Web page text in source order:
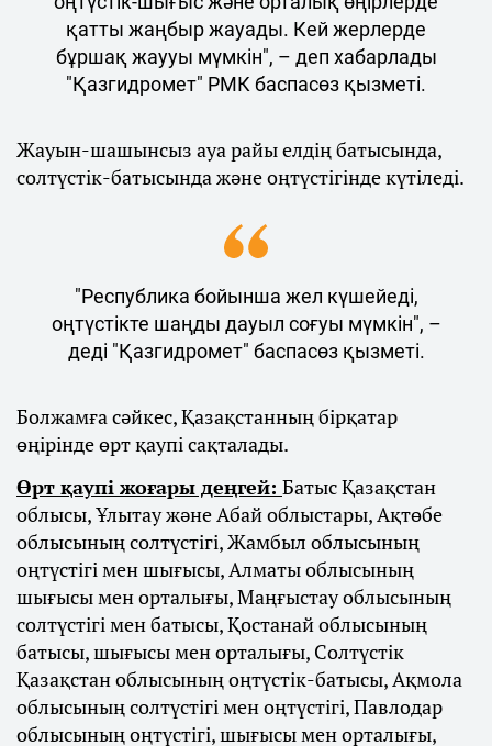
қатты жаңбыр жауады. Кей жерлерде
бұршақ жаууы мүмкін", – деп хабарлады
"Қазгидромет" РМК баспасөз қызметі.
Жауын-шашынсыз ауа райы елдің батысында,
солтүстік-батысында және оңтүстігінде күтіледі.
"Республика бойынша жел күшейеді,
оңтүстікте шаңды дауыл соғуы мүмкін", –
деді "Қазгидромет" баспасөз қызметі.
Болжамға сәйкес, Қазақстанның бірқатар
өңірінде өрт қаупі сақталады.
Өрт қаупі жоғары деңгей: Батыс Қазақстан
облысы, Ұлытау және Абай облыстары, Ақтөбе
облысының солтүстігі, Жамбыл облысының
оңтүстігі мен шығысы, Алматы облысының
шығысы мен орталығы, Маңғыстау облысының
солтүстігі мен батысы, Қостанай облысының
батысы, шығысы мен орталығы, Солтүстік
Қазақстан облысының оңтүстік-батысы, Ақмола
облысының солтүстігі мен оңтүстігі, Павлодар
облысының оңтүстігі, шығысы мен орталығы,